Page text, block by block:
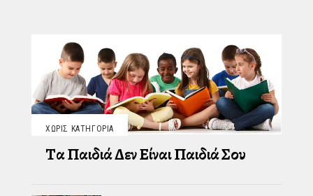
ΧΩΡΊΣ ΚΑΤΗΓΟΡΊΑ
Τα Παιδιά Δεν Είναι Παιδιά Σου